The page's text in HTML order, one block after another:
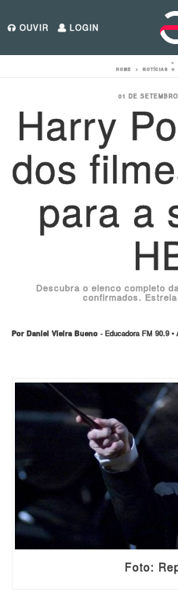
OUVIR LOGIN
HOME > NOTÍCIAS >
01 DE
Harry
dos
para a
Descubra o elenco completo
confirmados.
Por Daniel Vieira Bueno - Educadora FM 90.9
Foto: